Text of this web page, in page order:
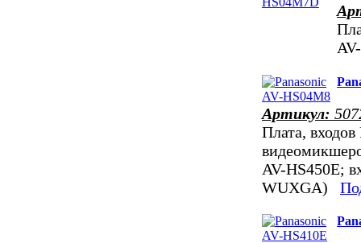
Артикул:
Плата,
AV-HS450E;
WUXGA)